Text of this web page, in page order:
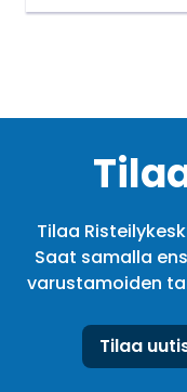
Tilaa
Saat samalla
varustamoiden
Tilaa